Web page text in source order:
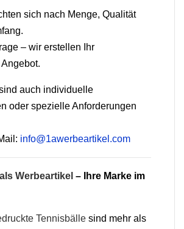
sich nach Menge, Qualität
– wir erstellen Ihr
auch individuelle
oder spezielle Anforderungen
info@1awerbeartikel.com
Werbeartikel – Ihre Marke im
Tennisbälle sind mehr als